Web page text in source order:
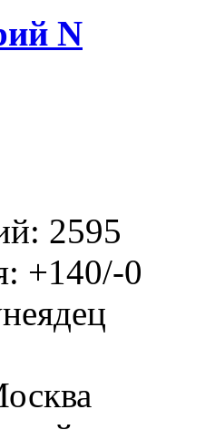
N
2595
+140/-0